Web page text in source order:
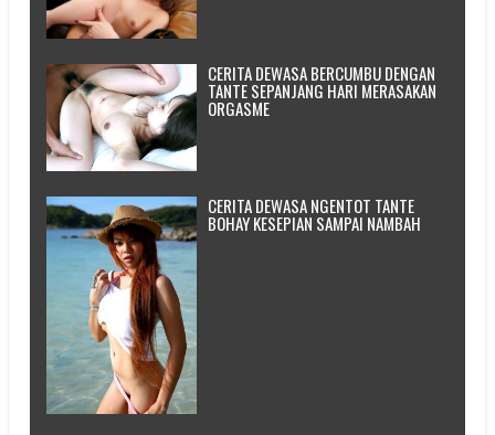
CERITA DEWASA BERCUMBU DENGAN
TANTE SEPANJANG HARI MERASAKAN
ORGASME
CERITA DEWASA NGENTOT TANTE
BOHAY KESEPIAN SAMPAI NAMBAH